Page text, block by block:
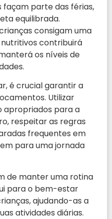
façam parte das férias,
equilibrada.
consigam uma
contribuirá
os níveis de
é crucial garantir a
Utilizar
apropriados para a
respeitar as regras
frequentes em
para uma jornada
de manter uma rotina
para o bem-estar
ajudando-as a
atividades diárias.